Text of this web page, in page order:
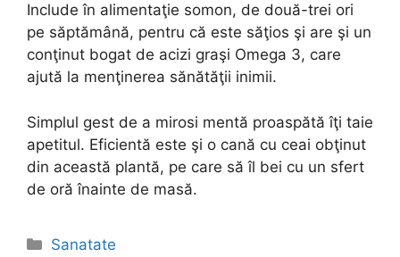
Include în alimentaţie somon, de două-trei ori
pe săptămână, pentru că este săţios şi are şi un
conţinut bogat de acizi graşi Omega 3, care
ajută la menţinerea sănătăţii inimii.
Simplul gest de a mirosi mentă proaspătă îţi taie
apetitul. Eficientă este şi o cană cu ceai obţinut
din această plantă, pe care să îl bei cu un sfert
de oră înainte de masă.
Categories
Sanatate